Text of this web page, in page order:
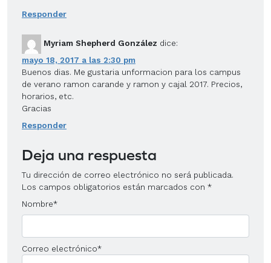
Responder
Myriam Shepherd González dice:
mayo 18, 2017 a las 2:30 pm
Buenos dias. Me gustaria unformacion para los campus
de verano ramon carande y ramon y cajal 2017. Precios,
horarios, etc.
Gracias
Responder
Deja una respuesta
Tu dirección de correo electrónico no será publicada.
Los campos obligatorios están marcados con *
Nombre*
Correo electrónico*